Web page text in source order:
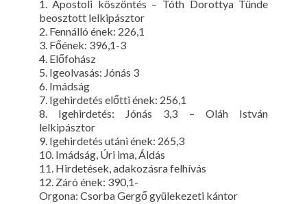
1. Apostoli köszöntés – Tóth Dorottya Tünde
beosztott lelkipásztor
2. Fennálló ének: 226,1
3. Főének: 396,1-3
4. Előfohász
5. Igeolvasás: Jónás 3
6. Imádság
7. Igehirdetés előtti ének: 256,1
8. Igehirdetés: Jónás 3,3 – Oláh István
lelkipásztor
9. Igehirdetés utáni ének: 265,3
10. Imádság, Úri ima, Áldás
11. Hirdetések, adakozásra felhívás
12. Záró ének: 390,1-
Orgona: Csorba Gergő gyülekezeti kántor